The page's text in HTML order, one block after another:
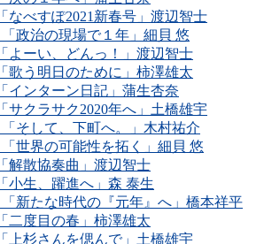
なべすぽ2021新春号」渡辺智士
「政治の現場で１年」細貝 悠
よーい、どんっ！」渡辺智士
歌う明日のために」柿澤雄太
インターン日記」蒲生杏奈
サクラサク2020年へ」土橋雄宇
「そして、下町へ。」木村祐介
「世界の可能性を拓く」細貝 悠
解散協奏曲」渡辺智士
小生、躍進へ」森 泰生
「新たな時代の『元年』へ」橋本祥平
二度目の春」柿澤雄太
上杉さんを偲んで」土橋雄宇